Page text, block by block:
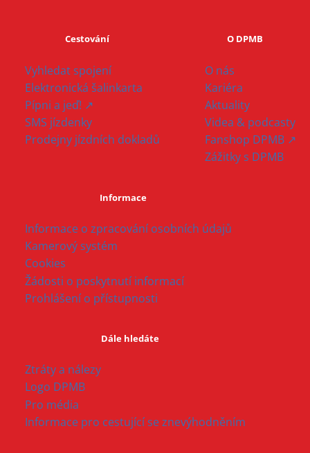
Cestování
Vyhledat spojení
Elektronická šalinkarta
Pípni a jeď! ↗
SMS jízdenky
Prodejny jízdních dokladů
O DPMB
O nás
Kariéra
Aktuality
Videa & podcasty
Fanshop DPMB ↗
Zážitky s DPMB
Informace
Informace o zpracování osobních údajů
Kamerový systém
Cookies
Žádosti o poskytnutí informací
Prohlášení o přístupnosti
Dále hledáte
Ztráty a nálezy
Logo DPMB
Pro média
Informace pro cestující se znevýhodněním